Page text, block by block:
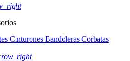
Cinturones Bandoleras Corbatas